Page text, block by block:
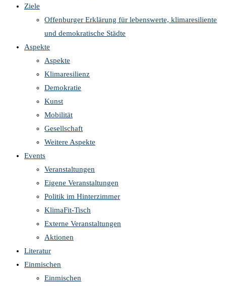
Ziele
Offenburger Erklärung für lebenswerte, klimaresiliente
und demokratische Städte
Aspekte
Aspekte
Klimaresilienz
Demokratie
Kunst
Mobilität
Gesellschaft
Weitere Aspekte
Events
Veranstaltungen
Eigene Veranstaltungen
Politik im Hinterzimmer
KlimaFit-Tisch
Externe Veranstaltungen
Aktionen
Literatur
Einmischen
Einmischen